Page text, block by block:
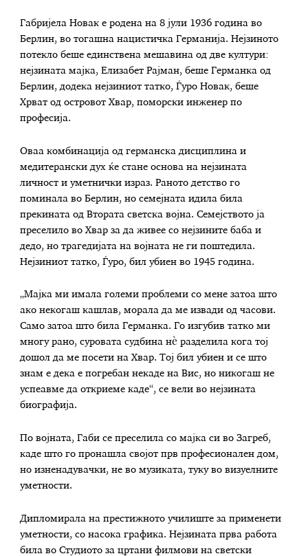
Габријела Новак е родена на 8 јули 1936 година во
Берлин, во тогашна нацистичка Германија. Нејзиното
потекло беше единствена мешавина од две култури:
нејзината мајка, Елизабет Рајман, беше Германка од
Берлин, додека нејзиниот татко, Ѓуро Новак, беше
Хрват од островот Хвар, поморски инженер по
професија.
Оваа комбинација од германска дисциплина и
медитерански дух ќе стане основа на нејзината
личност и уметнички израз. Раното детство го
поминала во Берлин, но семејната идила била
прекината од Втората светска војна. Семејството ја
преселило во Хвар за да живее со нејзините баба и
дедо, но трагедијата на војната не ги поштедила.
Нејзиниот татко, Ѓуро, бил убиен во 1945 година.
„Мајка ми имала големи проблеми со мене затоа што
ако некогаш кашлав, морала да ме извади од часови.
Само затоа што била Германка. Го изгубив татко ми
многу рано, суровата судбина нè разделила кога тој
дошол да ме посети на Хвар. Тој бил убиен и се што
знам е дека е погребан некаде на Вис, но никогаш не
успеавме да откриеме каде“, се вели во нејзината
биографија.
По војната, Габи се преселила со мајка си во Загреб,
каде што го пронашла својот прв професионален дом,
но изненадувачки, не во музиката, туку во визуелните
уметности.
Дипломирала на престижното училиште за применети
уметности, со насока графика. Нејзината прва работа
била во Студиото за цртани филмови на светски